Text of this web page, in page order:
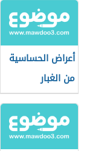
أعراض الحساسية
من الغبار